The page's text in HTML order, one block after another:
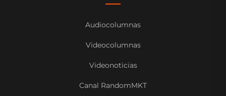
Audiocolumnas
Videocolumnas
Videonoticias
Canal RandomMKT